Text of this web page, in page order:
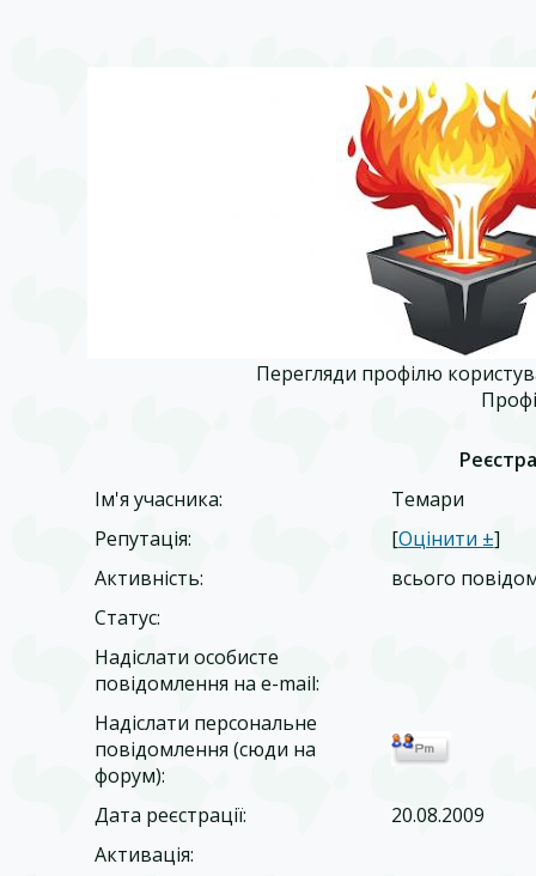
Перегляди профілю
Ім'я учасника:
Темари
Репутація:
[Оцінити ±]
Активність:
всього
Статус:
Надіслати особисте
повідомлення на e-mail:
Надіслати персональне
повідомлення (сюди на
форум):
Дата реєстрації:
20.08.2009
Активація: